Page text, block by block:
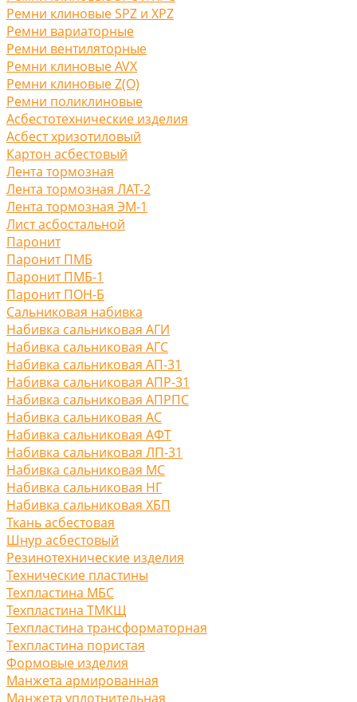
Ремни клиновые SPZ и XPZ
Ремни вариаторные
Ремни вентиляторные
Ремни клиновые AVX
Ремни клиновые Z(O)
Ремни поликлиновые
Асбестотехнические изделия
Асбест хризотиловый
Картон асбестовый
Лента тормозная
Лента тормозная ЛАТ-2
Лента тормозная ЭМ-1
Лист асбостальной
Паронит
Паронит ПМБ
Паронит ПМБ-1
Паронит ПОН-Б
Сальниковая набивка
Набивка сальниковая АГИ
Набивка сальниковая АГС
Набивка сальниковая АП-31
Набивка сальниковая АПР-31
Набивка сальниковая АПРПС
Набивка сальниковая АС
Набивка сальниковая АФТ
Набивка сальниковая ЛП-31
Набивка сальниковая МС
Набивка сальниковая НГ
Набивка сальниковая ХБП
Ткань асбестовая
Шнур асбестовый
Резинотехнические изделия
Технические пластины
Техпластина МБС
Техпластина ТМКЩ
Техпластина трансформаторная
Техпластина пористая
Формовые изделия
Манжета армированная
Манжета уплотнительная